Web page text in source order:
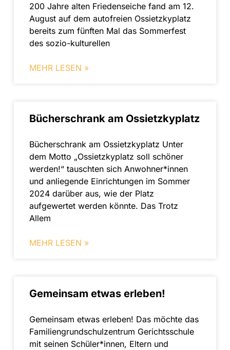
200 Jahre alten Friedenseiche fand am 12.
August auf dem autofreien Ossietzkyplatz
bereits zum fünften Mal das Sommerfest
des sozio-kulturellen
MEHR LESEN »
Bücherschrank am Ossietzkyplatz
Bücherschrank am Ossietzkyplatz Unter
dem Motto „Ossietzkyplatz soll schöner
werden!“ tauschten sich Anwohner*innen
und anliegende Einrichtungen im Sommer
2024 darüber aus, wie der Platz
aufgewertet werden könnte. Das Trotz
Allem
MEHR LESEN »
Gemeinsam etwas erleben!
Gemeinsam etwas erleben! Das möchte das
Familiengrundschulzentrum Gerichtsschule
mit seinen Schüler*innen, Eltern und